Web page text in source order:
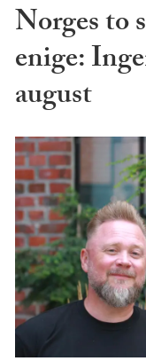
Norges to
enige:
august